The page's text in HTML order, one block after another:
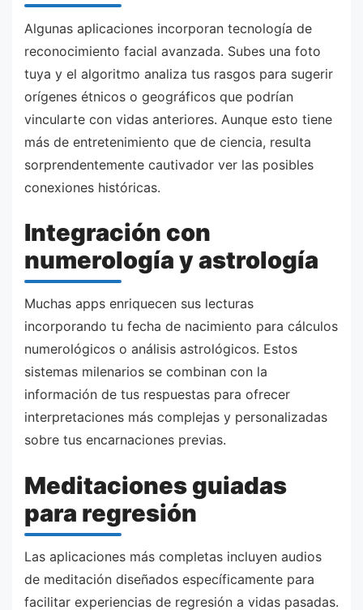
Algunas aplicaciones incorporan tecnología de
reconocimiento facial avanzada. Subes una foto
tuya y el algoritmo analiza tus rasgos para sugerir
orígenes étnicos o geográficos que podrían
vincularte con vidas anteriores. Aunque esto tiene
más de entretenimiento que de ciencia, resulta
sorprendentemente cautivador ver las posibles
conexiones históricas.
Integración con
numerología y astrología
Muchas apps enriquecen sus lecturas
incorporando tu fecha de nacimiento para cálculos
numerológicos o análisis astrológicos. Estos
sistemas milenarios se combinan con la
información de tus respuestas para ofrecer
interpretaciones más complejas y personalizadas
sobre tus encarnaciones previas.
Meditaciones guiadas
para regresión
Las aplicaciones más completas incluyen audios
de meditación diseñados específicamente para
facilitar experiencias de regresión a vidas pasadas.